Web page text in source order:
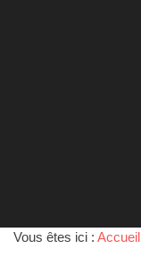
Vous êtes ici : Accueil